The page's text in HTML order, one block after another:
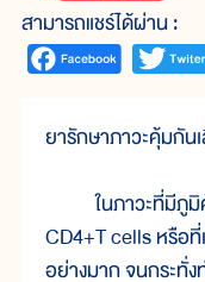
สามารถแชร์ได้ผ่าน :
ยารักษาภาวะคุ้มกั
ในภาวะที่มีภูมิคุ้
CD4+T cells หรือ
อย่างมาก จนกระทั่ง